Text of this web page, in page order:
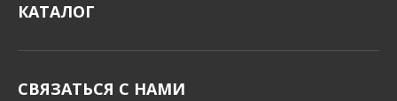
КАТАЛОГ
СВЯЗАТЬСЯ С НАМИ